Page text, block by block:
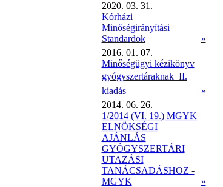
2020. 03. 31.
Kórházi
Minőségirányítási
Standardok
»
2016. 01. 07.
Minőségügyi kézikönyv
gyógyszertáraknak  II.
kiadás
»
2014. 06. 26.
1/2014 (VI. 19.) MGYK
ELNÖKSÉGI
AJÁNLÁS
GYÓGYSZERTÁRI
UTAZÁSI
TANÁCSADÁSHOZ -
MGYK
»